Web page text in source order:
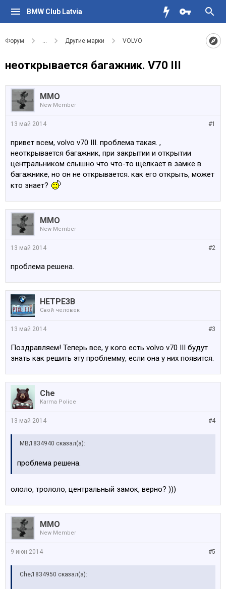
BMW Club Latvia
Форум ... Другие марки VOLVO
неоткрывается багажник. V70 III
MMO
New Member
#1
13 май 2014
привет всем, volvo v70 III. проблема такая. ,
неоткрывается багажник, при закрытии и открытии
центральником слышно что что-то щёлкает в замке в
багажнике, но он не открывается. как его открыть, может
кто знает?
MMO
New Member
#2
13 май 2014
проблема решена.
HETPE3B
Свой человек
#3
13 май 2014
Поздравляем! Теперь все, у кого есть volvo v70 III будут
знать как решить эту проблемму, если она у них появится.
Che
Karma Police
#4
13 май 2014
MB;1834940 сказал(а):
проблема решена.
ололо, трололо, центральный замок, верно? )))
MMO
New Member
#5
9 июн 2014
Che;1834950 сказал(а):